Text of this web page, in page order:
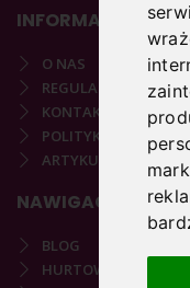
INFORMACJE
O NAS
REGULAMIN
KONTAKT
POLITYKA
ARTYKUŁY
NAWIGACJA
BLOG
HURTOWNIA